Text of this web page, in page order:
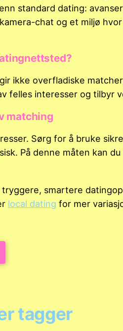
standard dating:
chat og et miljø
ikke overfladiske
felles interesser og tilbyr
matching
Sørg for å bruke
På denne måten kan
smartere
local dating for mer
tagger